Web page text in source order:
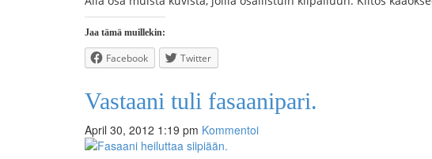
Jaa tämä muillekin:
Facebook Twitter
Vastaani tuli fasaanipari.
April 30, 2012 1:19 pm Kommentoi